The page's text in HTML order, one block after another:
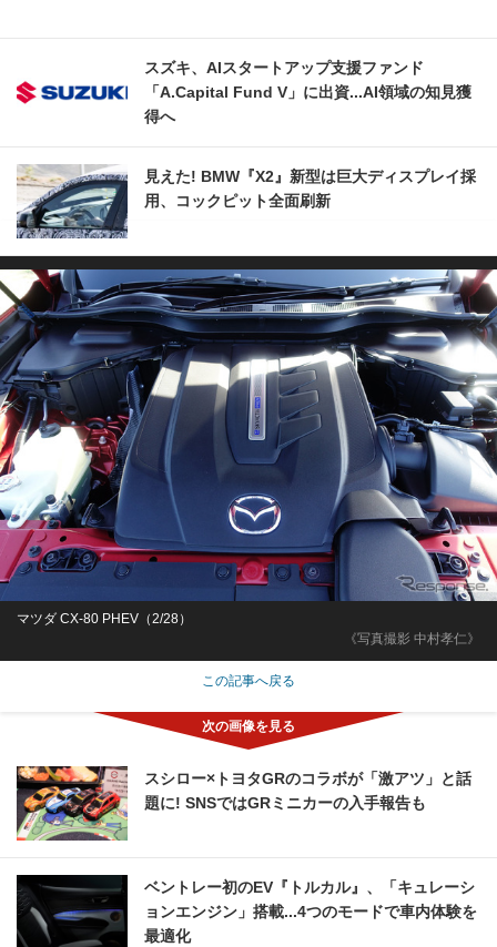
スズキ、AIスタートアップ支援ファンド
「A.Capital Fund V」に出資...AI領域の知見獲
得へ
見えた! BMW『X2』新型は巨大ディスプレイ採
用、コックピット全面刷新
《写真撮影 中村孝仁》
マツダ CX-80 PHEV（2/28）
この記事へ戻る
スシロー×トヨタGRのコラボが「激アツ」と話
題に! SNSではGRミニカーの入手報告も
ベントレー初のEV『トルカル』、「キュレーシ
ョンエンジン」搭載...4つのモードで車内体験を
最適化